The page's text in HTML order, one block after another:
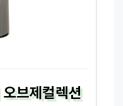
브제컬렉션